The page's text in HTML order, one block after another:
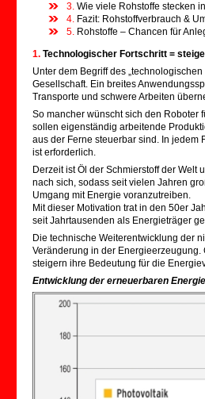
3. Wie viele Rohstoffe stecken
4. Fazit: Rohstoffverbrauch &
5. Rohstoffe – Chancen für
1. Technologischer Fortschritt =
Unter dem Begriff des
Gesellschaft. Ein breites
Transporte und schwere Arbeiten
So mancher wünscht sich den Roboter
sollen eigenständig arbeitende
aus der Ferne steuerbar sind. In jedem
ist erforderlich.
Derzeit ist Öl der Schmierstoff der
nach sich, sodass seit vielen Jahren
Umgang mit Energie voranzutreiben.
Mit dieser Motivation trat in den 50er
seit Jahrtausenden als Energieträger
Die technische Weiterentwicklung der
Veränderung in der
steigern ihre Bedeutung für die
Entwicklung der erneuerbaren